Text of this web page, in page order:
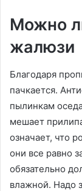
Можно
жалюзи
Благодаря
пачкается.
пылинкам
мешает
означает, что
они все равно
обязательно
влажной. Надо